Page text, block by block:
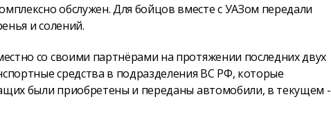
обслужен. Для бойцов вместе с УАЗом передали
и солений.
со своими партнёрами на протяжении последних двух
средства в подразделения ВС РФ, которые
были приобретены и переданы автомобили, в текущем -